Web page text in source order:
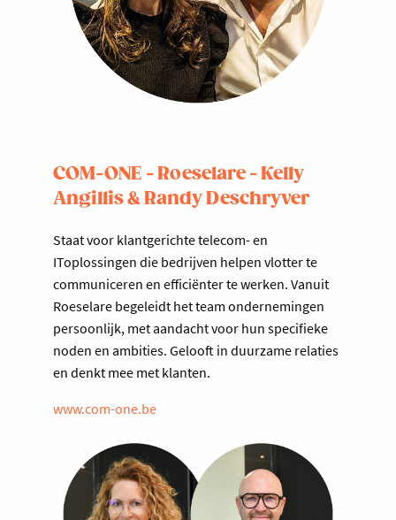
COM-ONE - Roeselare - Kelly
Angillis & Randy Deschryver
Staat voor klantgerichte telecom- en
IToplossingen die bedrijven helpen vlotter te
communiceren en efficiënter te werken. Vanuit
Roeselare begeleidt het team ondernemingen
persoonlijk, met aandacht voor hun specifieke
noden en ambities. Gelooft in duurzame relaties
en denkt mee met klanten.
www.com-one.be